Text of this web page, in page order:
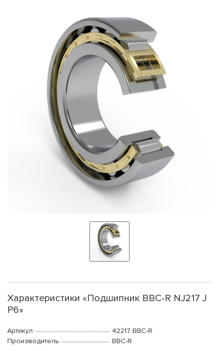
Характеристики «Подшипник BBC-R NJ217 J
P6»
Артикул
42217 BBC-R
Производитель
BBC-R